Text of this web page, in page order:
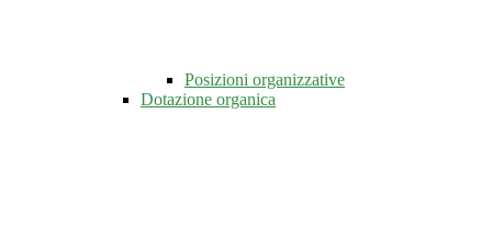
Posizioni organizzative
Dotazione organica